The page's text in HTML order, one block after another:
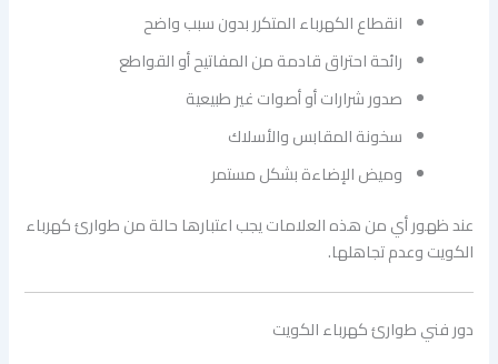
انقطاع الكهرباء المتكرر بدون سبب واضح
رائحة احتراق قادمة من المفاتيح أو القواطع
صدور شرارات أو أصوات غير طبيعية
سخونة المقابس والأسلاك
وميض الإضاءة بشكل مستمر
عند ظهور أي من هذه العلامات يجب اعتبارها حالة من طوارئ كهرباء
الكويت وعدم تجاهلها.
دور فني طوارئ كهرباء الكويت